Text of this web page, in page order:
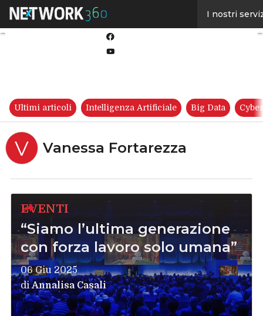
I nostri
Ultimi articoli Intelligenza Artificiale Big Data
V Vanessa Fortarezza
EVENTI
“Siamo l’ultima generazione
con forza lavoro solo umana”
06 Giu 2025
diAnnalisa Casali